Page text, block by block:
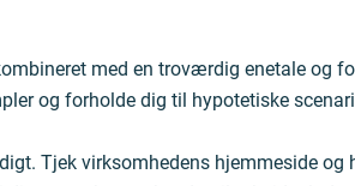
med en troværdig enetale og
og forholde dig til hypotetiske
Tjek virksomhedens hjemmeside og